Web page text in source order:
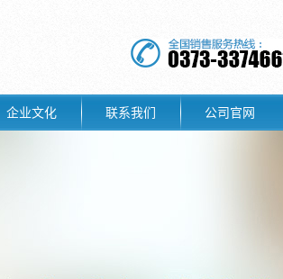
企业文化 联系我们 公司官网